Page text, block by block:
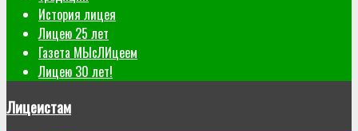
История лицея
Лицею 25 лет
Газета МЫсЛИцеем
Лицею 30 лет!
Лицеистам